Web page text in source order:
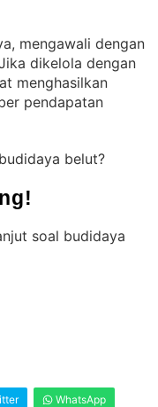
mengawali dengan
dikelola dengan
menghasilkan
pendapatan
belut?
soal budidaya
WhatsApp